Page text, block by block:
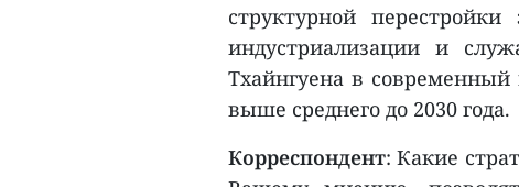
структурной
индустриализации и
Тхайнгуена в
выше среднего до 2030 года.
Корреспондент: Какие